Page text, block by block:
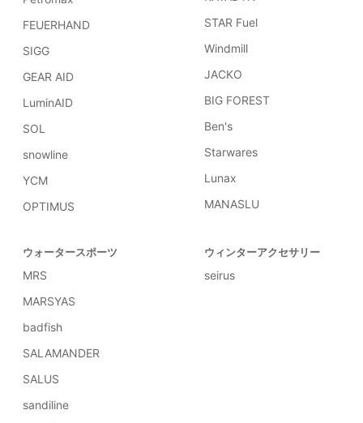
FEUERHAND
SIGG
GEAR AID
LuminAID
SOL
snowline
YCM
OPTIMUS
STAR Fuel
Windmill
JACKO
BIG FOREST
Ben's
Starwares
Lunax
MANASLU
ウォータースポーツ
MRS
MARSYAS
badfish
SALAMANDER
SALUS
sandiline
ウィンターアクセサリー
seirus